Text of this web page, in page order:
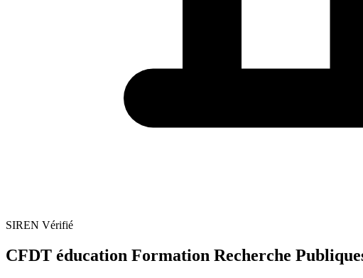
SIREN Vérifié
CFDT éducation Formation Recherche